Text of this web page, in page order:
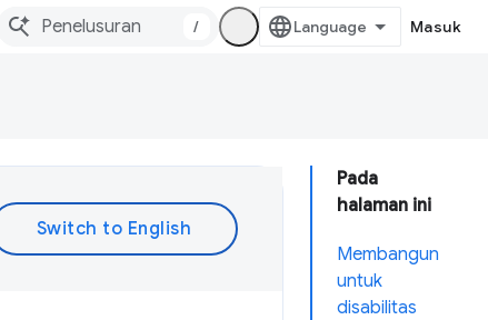
/ Masuk
Pada
halaman ini
Membangun
untuk
disabilitas